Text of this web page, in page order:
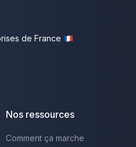
de France
Nos ressources
Comment ça marche